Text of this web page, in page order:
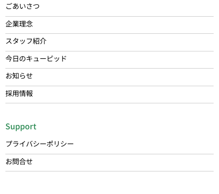
ごあいさつ
企業理念
スタッフ紹介
今日のキューピッド
お知らせ
採用情報
Support
プライバシーポリシー
お問合せ